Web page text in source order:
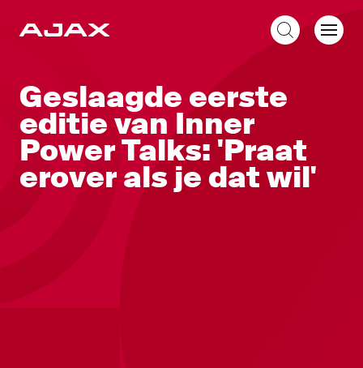
Geslaagde eerste
editie van Inner
Power Talks: 'Praat
erover als je dat wil'